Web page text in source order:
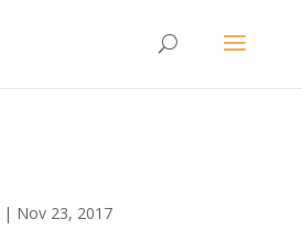
Nov 23, 2017